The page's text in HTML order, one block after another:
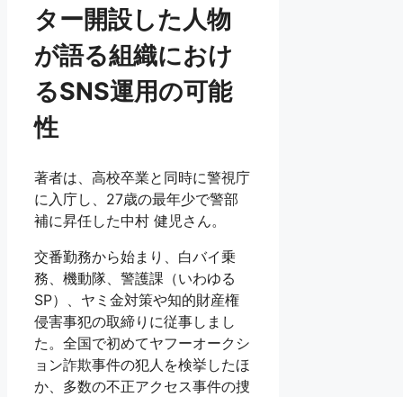
ター開設した人物
が語る組織におけ
るSNS運用の可能
性
著者は、高校卒業と同時に警視庁
に入庁し、27歳の最年少で警部
補に昇任した中村 健児さん。
交番勤務から始まり、白バイ乗
務、機動隊、警護課（いわゆる
SP）、ヤミ金対策や知的財産権
侵害事犯の取締りに従事しまし
た。全国で初めてヤフーオークシ
ョン詐欺事件の犯人を検挙したほ
か、多数の不正アクセス事件の捜